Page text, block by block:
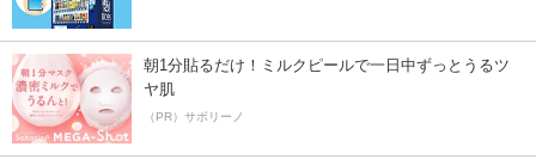
朝1分貼るだけ！ミルクピールで一日中ずっとうるツ
ヤ肌
（PR）サボリーノ